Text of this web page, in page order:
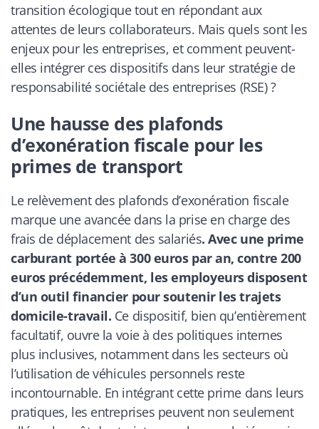
transition écologique tout en répondant aux
attentes de leurs collaborateurs. Mais quels sont les
enjeux pour les entreprises, et comment peuvent-
elles intégrer ces dispositifs dans leur stratégie de
responsabilité sociétale des entreprises (RSE) ?
Une hausse des plafonds
d’exonération fiscale pour les
primes de transport
Le relèvement des plafonds d’exonération fiscale
marque une avancée dans la prise en charge des
frais de déplacement des salariés. Avec une prime
carburant portée à 300 euros par an, contre 200
euros précédemment, les employeurs disposent
d’un outil financier pour soutenir les trajets
domicile-travail. Ce dispositif, bien qu’entièrement
facultatif, ouvre la voie à des politiques internes
plus inclusives, notamment dans les secteurs où
l’utilisation de véhicules personnels reste
incontournable. En intégrant cette prime dans leurs
pratiques, les entreprises peuvent non seulement